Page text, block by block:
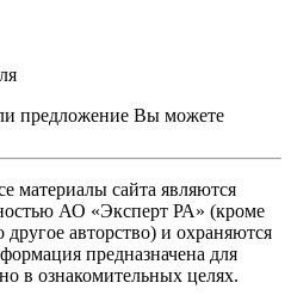
предложение Вы можете
материалы сайта являются
АО «Эксперт РА» (кроме
другое авторство) и охраняются
предназначена для
в ознакомительных целях.